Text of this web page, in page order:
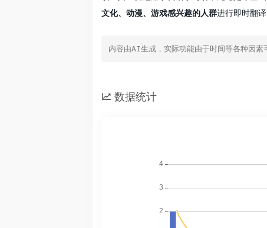
文化、动漫、游戏感兴趣的人群进行即时翻
内容由AI生成，实际功能由于时间等各种因素
数据统计